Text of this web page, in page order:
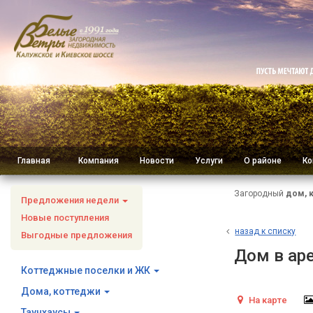
Главная Компания Новости Услуги О районе
Предложения недели
Новые поступления
Выгодные предложения
Коттеджные поселки и ЖК
Дома, коттеджи
Загородный дом,
назад к списку
Дом в
На карте